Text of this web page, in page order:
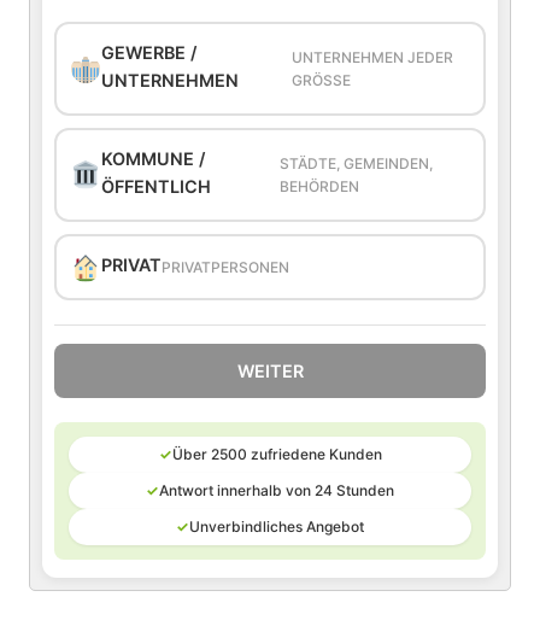
GEWERBE /
UNTERNEHMEN
UNTERNEHMEN JEDER
GRÖSSE
KOMMUNE /
ÖFFENTLICH
STÄDTE, GEMEINDEN,
BEHÖRDEN
PRIVATPRIVATPERSONEN
WEITER
✓Über 2500 zufriedene Kunden
✓Antwort innerhalb von 24 Stunden
✓Unverbindliches Angebot